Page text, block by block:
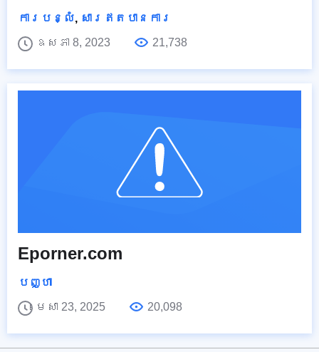
ការបន្លំ, សារឥតបានការ
ឧសភា 8, 2023
21,738
Eporner.com
បញ្ហា
មេសា 23, 2025
20,098